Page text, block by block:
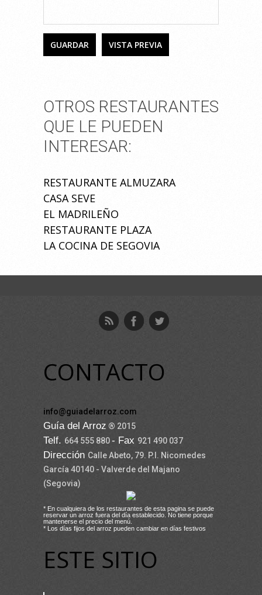
OTROS RESTAURANTES
QUE LE PUEDEN
INTERESAR:
RESTAURANTE ALMUZARA
CASA SEVE
EL MADRILEÑO
RESTAURANTE PLAZA
LA COCINA DE SEGOVIA
CONTACTO
info@guiadelarroz.com
Guía del Arroz ® 2015
Telf. 664 555 880- Fax 921 490 037
Dirección Calle Abeto, 79. P.I. Nicomedes
García 40140 - Valverde del Majano
(Segovia)
* En cualquiera de los restaurantes de esta pagina se puede
reservar un arroz fuera del día establecido. No tiene porque
mantenerse el precio del menú.
* Los días fijos del arroz pueden cambiar en días festivos
ESTE SITIO